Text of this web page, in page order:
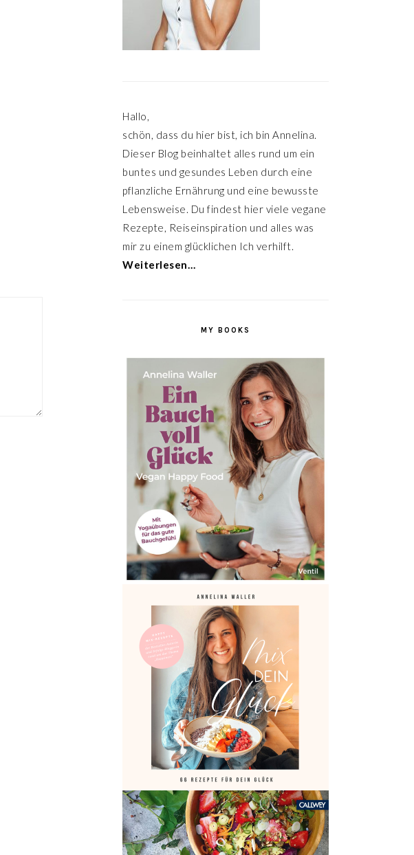
Hallo,
schön, dass du hier bist, ich bin Annelina.
Dieser Blog beinhaltet alles rund um ein
buntes und gesundes Leben durch eine
pflanzliche Ernährung und eine bewusste
Lebensweise. Du findest hier viele vegane
Rezepte, Reiseinspiration und alles was
mir zu einem glücklichen Ich verhilft.
Weiterlesen…
MY BOOKS